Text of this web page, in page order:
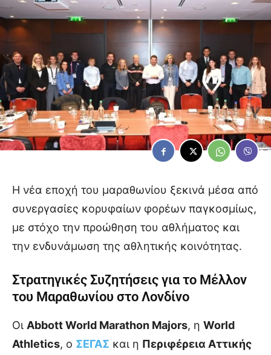
Η νέα εποχή του μαραθωνίου ξεκινά μέσα από
συνεργασίες κορυφαίων φορέων παγκοσμίως,
με στόχο την προώθηση του αθλήματος και
την ενδυνάμωση της αθλητικής κοινότητας.
Στρατηγικές Συζητήσεις για το Μέλλον
του Μαραθωνίου στο Λονδίνο
Οι Abbott World Marathon Majors, η World
Athletics, ο ΣΕΓΑΣ και η Περιφέρεια Αττικής